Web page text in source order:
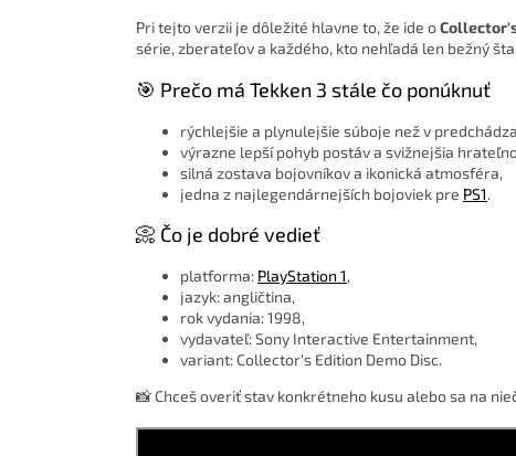
Pri tejto verzii je dôležité hlavne to, že ide o
série, zberateľov a každého, kto nehľadá len bežný
🎯 Prečo má Tekken 3 stále čo ponúknuť
rýchlejšie a plynulejšie súboje než v
výrazne lepší pohyb postáv a svižnejšia
silná zostava bojovníkov a ikonická atmosféra,
jedna z najlegendárnejších bojoviek pre PS1.
📀 Čo je dobré vedieť
platforma: PlayStation 1,
jazyk: angličtina,
rok vydania: 1998,
vydavateľ: Sony Interactive Entertainment,
variant: Collector's Edition Demo Disc.
📸 Chceš overiť stav konkrétneho kusu alebo sa na